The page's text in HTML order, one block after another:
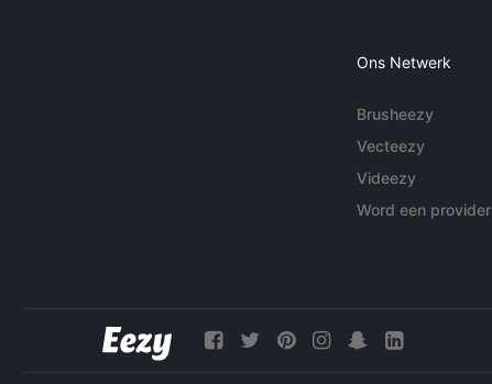
Ons Netwerk
Brusheezy
Vecteezy
Videezy
Word een provider